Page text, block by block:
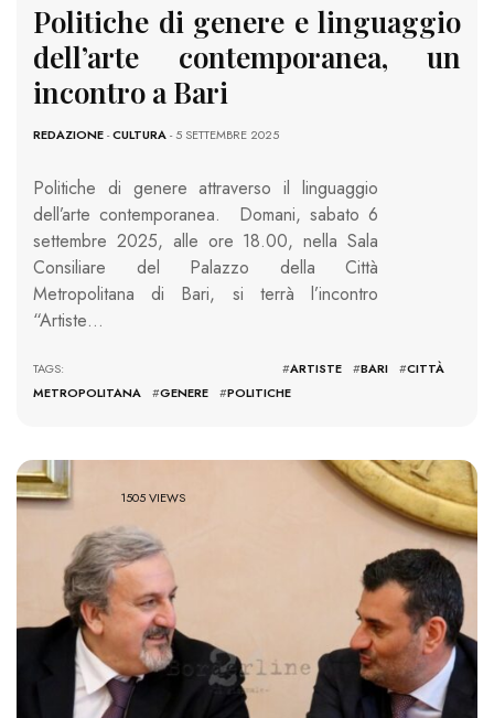
Politiche di genere e linguaggio
dell’arte contemporanea, un
incontro a Bari
REDAZIONE-CULTURA- 5 SETTEMBRE 2025
Politiche di genere attraverso il linguaggio
dell’arte contemporanea. Domani, sabato 6
settembre 2025, alle ore 18.00, nella Sala
Consiliare del Palazzo della Città
Metropolitana di Bari, si terrà l’incontro
“Artiste…
TAGS: #ARTISTE #BARI #CITTÀ
METROPOLITANA
#GENERE #POLITICHE
1505 VIEWS